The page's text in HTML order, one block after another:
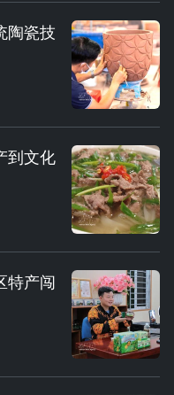
陶瓷技
到文化
特产闯